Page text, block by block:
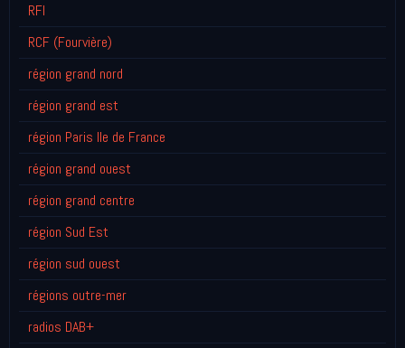
RFI
RCF (Fourvière)
région grand nord
région grand est
région Paris Ile de France
région grand ouest
région grand centre
région Sud Est
région sud ouest
régions outre-mer
radios DAB+